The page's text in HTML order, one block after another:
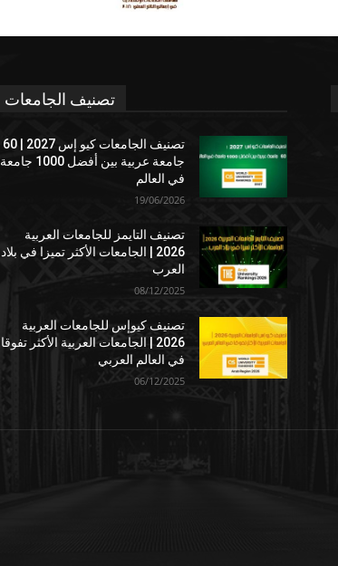
تصنيف الجامعات
تصنيف الجامعات كيو إس 2027 | 60
جامعة عربية بين أفضل 1000 جامعة
في العالم
19/06/2026
تصنيف التايمز للجامعات العربية
2026 | الجامعات الأكثر تميزا في بلاد
العرب
08/12/2025
تصنيف كيوإس للجامعات العربية
2026 | الجامعات العربية الأكثر تفوقا
في العالم العربي
06/12/2025